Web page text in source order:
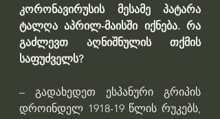
კორონავირუსის მესამე პატარა
ტალღა აპრილ-მაისში იქნება. რა
გაძლევთ აღნიშნულის თქმის
საფუძველს?
– გადახედეთ ესპანური გრიპის
დროინდელ 1918-19 წლის რუკებს,